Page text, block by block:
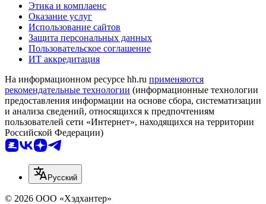
Этика и комплаенс
Оказание услуг
Использование сайтов
Защита персональных данных
Пользовательское соглашение
ИТ аккредитация
На информационном ресурсе hh.ru применяются
рекомендательные технологии (информационные технологии
предоставления информации на основе сбора, систематизации
и анализа сведений, относящихся к предпочтениям
пользователей сети «Интернет», находящихся на территории
Российской Федерации)
Русский
© 2026 ООО «Хэдхантер»